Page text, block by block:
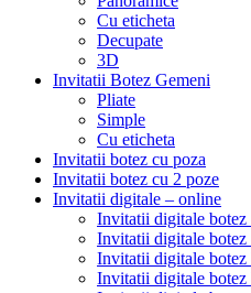
Cu eticheta
Decupate
3D
Invitatii Botez Gemeni
Pliate
Simple
Cu eticheta
Invitatii botez cu poza
Invitatii botez cu 2 poze
Invitatii digitale – online
Invitatii digitale botez
Invitatii digitale botez
Invitatii digitale botez
Invitatii digitale botez